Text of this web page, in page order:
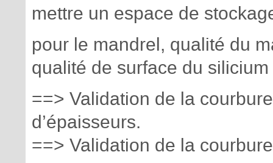
mettre un espace de
pour le mandrel, qualité du
qualité de surface du
==> Validation de la
d’épaisseurs.
==> Validation de la